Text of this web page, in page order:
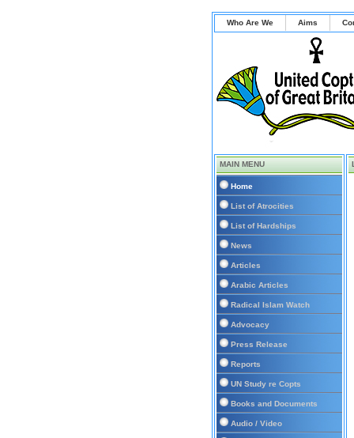
Who Are We Aims
MAIN MENU
Home
List of Atrocities
List of Hardships
News
Articles
Arabic Articles
Radical Islam Watch
Advocacy
Press Release
Reports
UN Study re Copts
Books and Documents
Audio / Video